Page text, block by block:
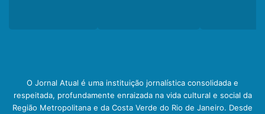
O Jornal Atual é uma instituição jornalística consolidada e
respeitada, profundamente enraizada na vida cultural e social da
Região Metropolitana e da Costa Verde do Rio de Janeiro. Desde